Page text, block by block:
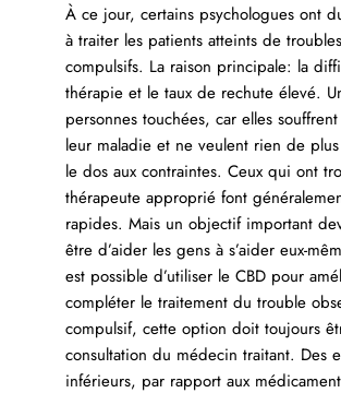
À ce jour, certains psychologues ont
à traiter les patients atteints de
compulsifs. La raison principale: la
thérapie et le taux de rechute élevé.
personnes touchées, car elles
leur maladie et ne veulent rien de
le dos aux contraintes. Ceux qui ont
thérapeute approprié font
rapides. Mais un objectif important
être d’aider les gens à s’aider eux-
est possible d’utiliser le CBD pour
compléter le traitement du trouble
compulsif, cette option doit toujours
consultation du médecin traitant. Des
inférieurs, par rapport aux